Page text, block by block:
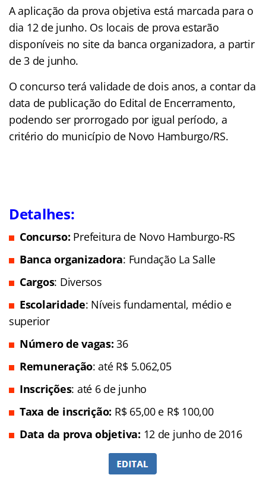
A aplicação da prova objetiva está marcada para o
dia 12 de junho. Os locais de prova estarão
disponíveis no site da banca organizadora, a partir
de 3 de junho.
O concurso terá validade de dois anos, a contar da
data de publicação do Edital de Encerramento,
podendo ser prorrogado por igual período, a
critério do município de Novo Hamburgo/RS.
Detalhes:
Concurso: Prefeitura de Novo Hamburgo-RS
Banca organizadora: Fundação La Salle
Cargos: Diversos
Escolaridade: Níveis fundamental, médio e
superior
Número de vagas:36
Remuneração: até R$ 5.062,05
Inscrições: até 6 de junho
Taxa de inscrição: R$ 65,00 e R$ 100,00
Data da prova objetiva: 12 de junho de 2016